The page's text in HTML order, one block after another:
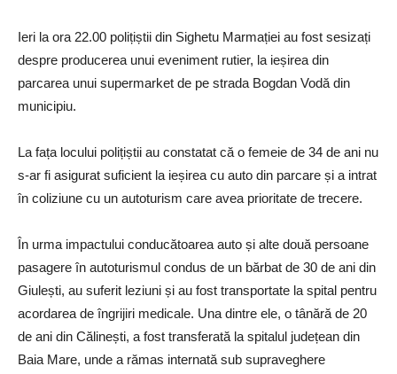
Ieri la ora 22.00 polițiștii din Sighetu Marmației au fost sesizați
despre producerea unui eveniment rutier, la ieșirea din
parcarea unui supermarket de pe strada Bogdan Vodă din
municipiu.
La fața locului polițiștii au constatat că o femeie de 34 de ani nu
s-ar fi asigurat suficient la ieșirea cu auto din parcare și a intrat
în coliziune cu un autoturism care avea prioritate de trecere.
În urma impactului conducătoarea auto și alte două persoane
pasagere în autoturismul condus de un bărbat de 30 de ani din
Giulești, au suferit leziuni și au fost transportate la spital pentru
acordarea de îngrijiri medicale. Una dintre ele, o tânără de 20
de ani din Călinești, a fost transferată la spitalul județean din
Baia Mare, unde a rămas internată sub supraveghere